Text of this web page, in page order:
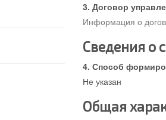
Договор
Информация о
Сведения о
Способ
Не указан
Общая